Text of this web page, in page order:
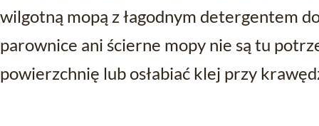
wilgotną mopą z łagodnym detergentem
parownice ani ścierne mopy nie są tu
powierzchnię lub osłabiać klej przy